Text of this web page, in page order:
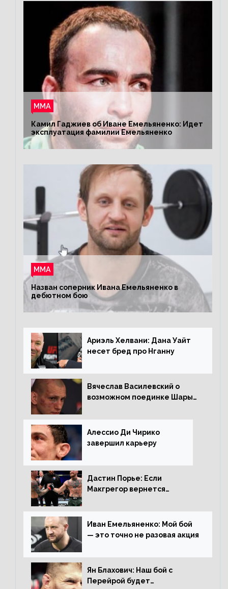
ММА
Камил Гаджиев об Иване Емельяненко: Идет
эксплуатация фамилии Емельяненко
ММА
Назван соперник Ивана Емельяненко в
дебютном бою
Ариэль Хелвани: Дана Уайт
несет бред про Нганну
Вячеслав Василевский о
возможном поединке Шары
Копыловым
Алессио Ди Чирико
завершил карьеру
Дастин Порье: Если
Макгрегор вернется
раунда на Чендлера
Иван Емельяненко: Мой бой
— это точно не разовая акция
Ян Блахович: Наш бой с
Перейрой будет